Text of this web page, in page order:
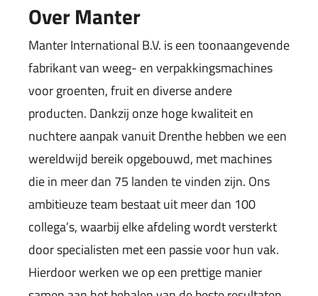
Over Manter
Manter International B.V. is een toonaangevende
fabrikant van weeg- en verpakkingsmachines
voor groenten, fruit en diverse andere
producten. Dankzij onze hoge kwaliteit en
nuchtere aanpak vanuit Drenthe hebben we een
wereldwijd bereik opgebouwd, met machines
die in meer dan 75 landen te vinden zijn. Ons
ambitieuze team bestaat uit meer dan 100
collega’s, waarbij elke afdeling wordt versterkt
door specialisten met een passie voor hun vak.
Hierdoor werken we op een prettige manier